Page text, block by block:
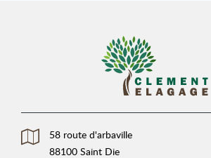
58 route d'arbaville
88100 Saint Die